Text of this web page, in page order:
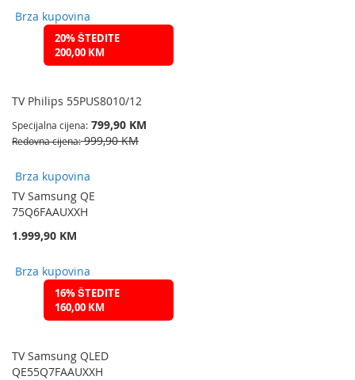
Brza kupovina
20% ŠTEDITE
200,00 KM
TV Philips 55PUS8010/12
Specijalna cijena 799,90 KM
Redovna cijena 999,90 KM
Brza kupovina
TV Samsung QE
75Q6FAAUXXH
1.999,90 KM
Brza kupovina
16% ŠTEDITE
160,00 KM
TV Samsung QLED
QE55Q7FAAUXXH